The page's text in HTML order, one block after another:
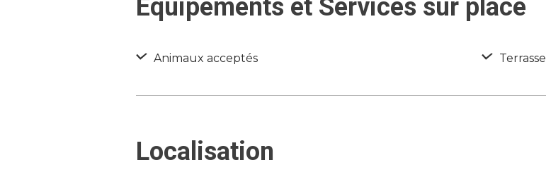
Equipements et Services sur place
Animaux acceptés Terrasse
Localisation